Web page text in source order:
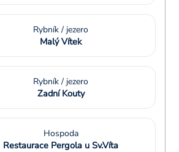
Rybník / jezero
Malý Vítek
Rybník / jezero
Zadní Kouty
Hospoda
Restaurace Pergola u Sv.Víta